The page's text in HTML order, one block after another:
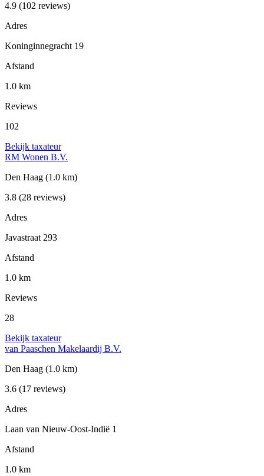
4.9 (102 reviews)
Adres
Koninginnegracht 19
Afstand
1.0 km
Reviews
102
Bekijk taxateur
RM Wonen B.V.
Den Haag (1.0 km)
3.8 (28 reviews)
Adres
Javastraat 293
Afstand
1.0 km
Reviews
28
Bekijk taxateur
van Paaschen Makelaardij B.V.
Den Haag (1.0 km)
3.6 (17 reviews)
Adres
Laan van Nieuw-Oost-Indië 1
Afstand
1.0 km